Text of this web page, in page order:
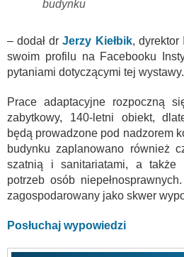
budynku
– dodał drJerzy Kiełbik, dyrektor
swoim profilu na Facebooku
pytaniami dotyczącymi tej wystawy.
Prace adaptacyjne rozpoczną
zabytkowy, 140-letni obiekt,
będą prowadzone pod nadzorem
budynku zaplanowano również
szatnią i sanitariatami, a także
potrzeb osób
zagospodarowany jako skwer
Posłuchaj wypowiedzi